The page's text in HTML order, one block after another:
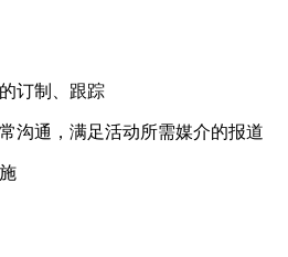
订制、跟踪
沟通，满足活动所需媒介的报道